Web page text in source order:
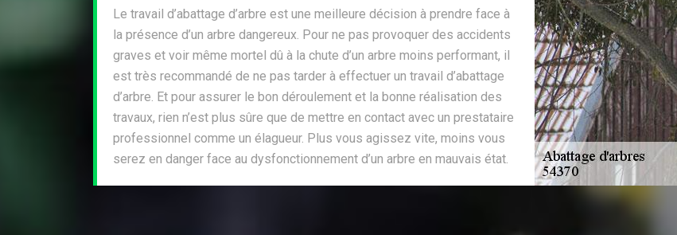
Le travail d’abattage d’arbre est une meilleure décision à prendre face à
la présence d’un arbre dangereux. Pour ne pas provoquer des accidents
graves et voir même mortel dû à la chute d’un arbre moins performant, il
est très recommandé de ne pas tarder à effectuer un travail d’abattage
d’arbre. Et pour assurer le bon déroulement et la bonne réalisation des
travaux, rien n’est plus sûre que de mettre en contact avec un prestataire
professionnel comme un élagueur. Plus vous agissez vite, moins vous
serez en danger face au dysfonctionnement d’un arbre en mauvais état.